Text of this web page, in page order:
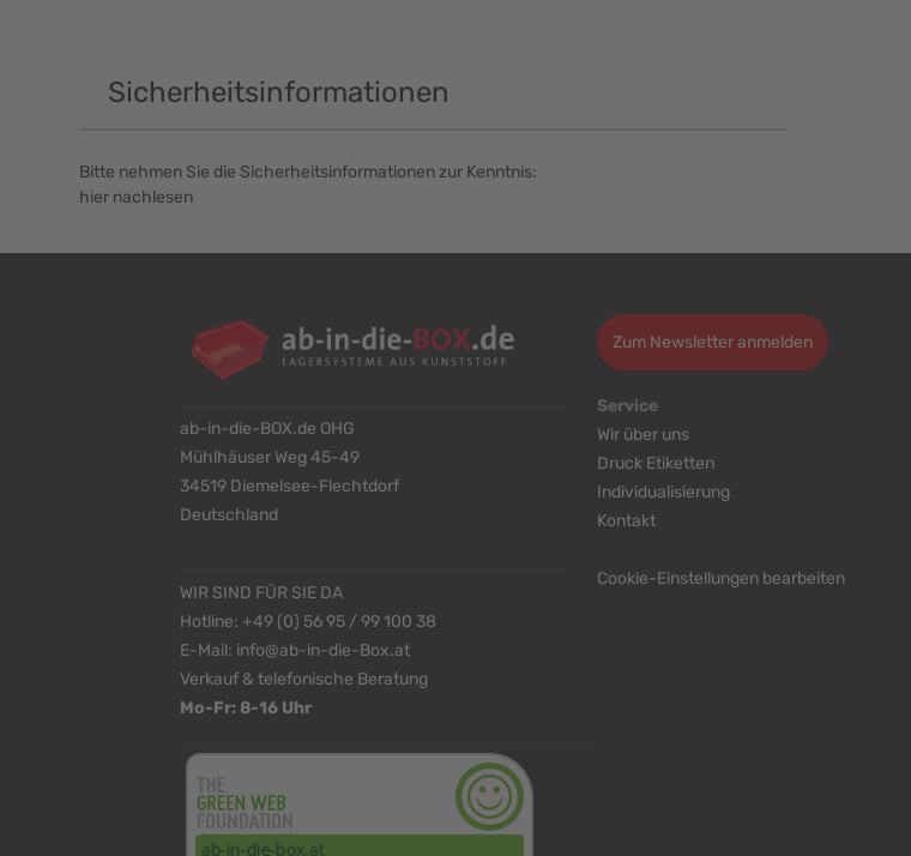
Sicherheitsinformationen
Bitte nehmen Sie die Sicherheitsinformationen zur Kenntnis:
hier nachlesen
ab-in-die-BOX.de OHG
Mühlhäuser Weg 45-49
34519 Diemelsee-Flechtdorf
Deutschland
WIR SIND FÜR SIE DA
Hotline: +49 (0) 56 95 / 99 100 38
E-Mail: info@ab-in-die-Box.at
Verkauf & telefonische Beratung
Mo-Fr: 8-16 Uhr
Zum Newsletter anmelden
Service
Wir über uns
Druck Etiketten
Individualisierung
Kontakt
Cookie-Einstellungen bearbeiten